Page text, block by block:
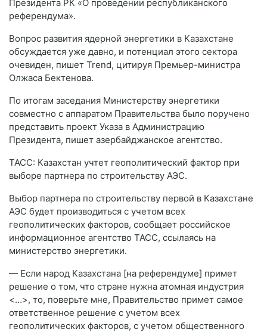
Президента РК «О проведении республиканского
референдума».
Вопрос развития ядерной энергетики в Казахстане
обсуждается уже давно, и потенциал этого сектора
очевиден, пишет Trend, цитируя Премьер-министра
Олжаса Бектенова.
По итогам заседания Министерству энергетики
совместно с аппаратом Правительства было поручено
представить проект Указа в Администрацию
Президента, пишет азербайджанское агентство.
ТАСС: Казахстан учтет геополитический фактор при
выборе партнера по строительству АЭС.
Выбор партнера по строительству первой в Казахстане
АЭС будет производиться с учетом всех
геополитических факторов, сообщает российское
информационное агентство ТАСС, ссылаясь на
министерство энергетики.
— Если народ Казахстана [на референдуме] примет
решение о том, что стране нужна атомная индустрия
<…>, то, поверьте мне, Правительство примет самое
ответственное решение с учетом всех
геополитических факторов, с учетом общественного